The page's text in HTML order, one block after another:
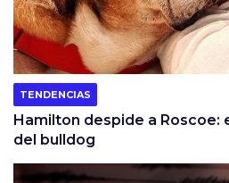
TENDENCIAS
Hamilton despide a Roscoe:
del bulldog